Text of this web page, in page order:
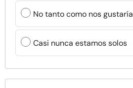
No tanto como nos gustaría
Casi nunca estamos solos